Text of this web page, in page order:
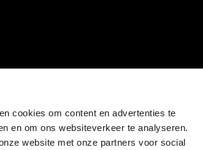
cookies om content en advertenties te
en om ons websiteverkeer te analyseren.
website met onze partners voor social